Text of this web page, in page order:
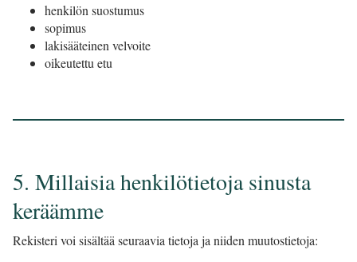
henkilön suostumus
sopimus
lakisääteinen velvoite
oikeutettu etu
5. Millaisia henkilötietoja sinusta
keräämme
Rekisteri voi sisältää seuraavia tietoja ja niiden muutostietoja: